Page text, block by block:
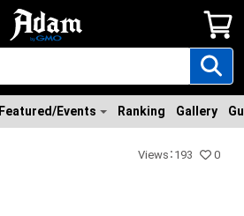
Featured/Events Ranking Gallery
Views ： 193 0